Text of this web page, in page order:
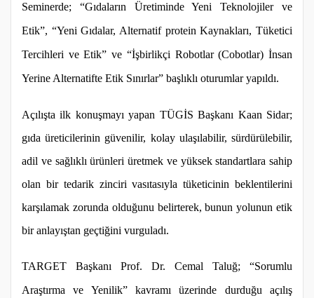
Seminerde; “Gıdaların Üretiminde Yeni Teknolojiler ve
Etik”, “Yeni Gıdalar, Alternatif protein Kaynakları, Tüketici
Tercihleri ve Etik” ve “İşbirlikçi Robotlar (Cobotlar) İnsan
Yerine Alternatifte Etik Sınırlar” başlıklı oturumlar yapıldı.
Açılışta ilk konuşmayı yapan TÜGİS Başkanı Kaan Sidar;
gıda üreticilerinin güvenilir, kolay ulaşılabilir, sürdürülebilir,
adil ve sağlıklı ürünleri üretmek ve yüksek standartlara sahip
olan bir tedarik zinciri vasıtasıyla tüketicinin beklentilerini
karşılamak zorunda olduğunu belirterek, bunun yolunun etik
bir anlayıştan geçtiğini vurguladı.
TARGET Başkanı Prof. Dr. Cemal Taluğ; “Sorumlu
Araştırma ve Yenilik” kavramı üzerinde durduğu açılış